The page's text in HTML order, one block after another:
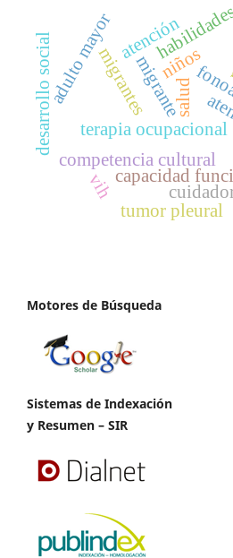
migrantes salud
terapia ocupacional
competencia cultural
migrante
adulto mayor
capacidad
niños
desarrollo social atención
tumor pleural
vih
Motores de Búsqueda
Sistemas de Indexación
y Resumen – SIR